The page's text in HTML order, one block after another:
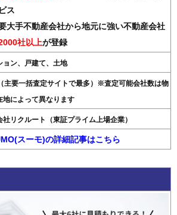
ス
大手不動産会社から地元に強い不動産会社
社以上が登録
ョン、戸建て、土地
主要一括査定サイトで最多）※査定可能会社数は物
地によって異なります
社リクルート（東証プライム上場企業）
スーモ)の詳細記事はこちら